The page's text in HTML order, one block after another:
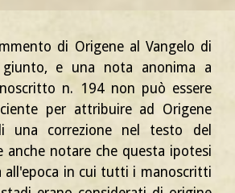
di Origene al Vangelo di
e una nota anonima a
n. 194 non può essere
per attribuire ad Origene
una correzione nel testo del
anche notare che questa ipotesi
all'epoca in cui tutti i manoscritti